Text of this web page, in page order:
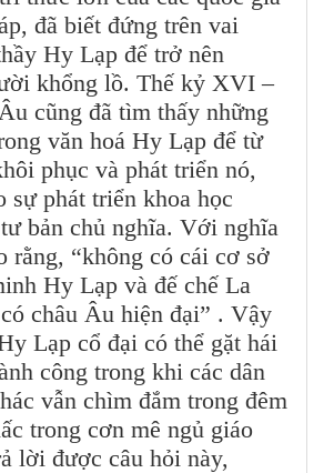
đã biết đứng trên vai
Hy Lạp để trở nên
khổng lồ. Thế kỷ XVI –
cũng đã tìm thấy những
văn hoá Hy Lạp để từ
phục và phát triển nó,
sự phát triển khoa học
bản chủ nghĩa. Với nghĩa
rằng, “không có cái cơ sở
Hy Lạp và đế chế La
châu Âu hiện đại” . Vậy
Lạp cổ đại có thể gặt hái
công trong khi các dân
vẫn chìm đắm trong đêm
trong cơn mê ngủ giáo
lời được câu hỏi này,